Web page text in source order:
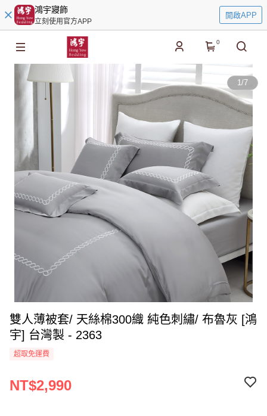
鴻宇寢飾
立刻使用官方APP
開啟APP
0
1/7
雙人薄被套/ 天絲棉300織 純色刺繡/ 布魯灰 [鴻
宇] 台灣製 - 2363
超取免運費
NT$2,990